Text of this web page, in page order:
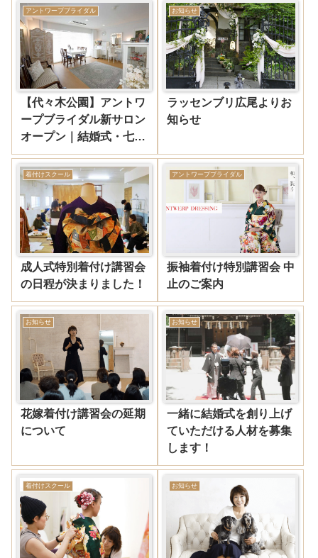
アントワープブライダル
【代々木公園】アントワ
ープブライダル新サロン
オープン｜結婚式・七五
三・成人式・着付けスク
ール
お知らせ
ラッセンブリ広尾よりお
知らせ
着付けスクール
成人式特別着付け講習会
の日程が決まりました！
アントワープブライダル
振袖着付け特別講習会 中
止のご案内
お知らせ
花嫁着付け講習会の延期
について
お知らせ
一緒に結婚式を創り上げ
ていただける人材を募集
します！
着付けスクール お知らせ